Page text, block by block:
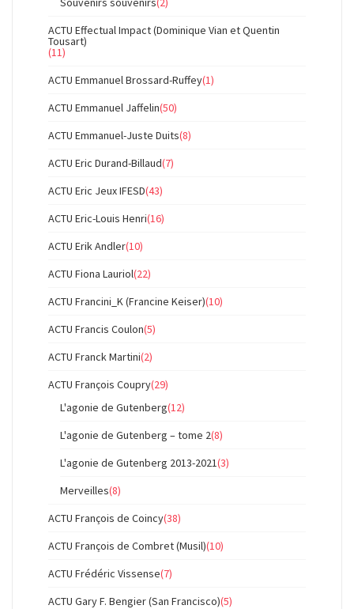
ACTU Effectual Impact (Dominique Vian et Quentin
Tousart)
(11)
ACTU Emmanuel Brossard-Ruffey(1)
ACTU Emmanuel Jaffelin(50)
ACTU Emmanuel-Juste Duits(8)
ACTU Eric Durand-Billaud(7)
ACTU Eric Jeux IFESD(43)
ACTU Eric-Louis Henri(16)
ACTU Erik Andler(10)
ACTU Fiona Lauriol(22)
ACTU Francini_K (Francine Keiser)(10)
ACTU Francis Coulon(5)
ACTU Franck Martini(2)
ACTU François Coupry(29)
L'agonie de Gutenberg(12)
L'agonie de Gutenberg – tome 2(8)
L'agonie de Gutenberg 2013-2021(3)
Merveilles(8)
ACTU François de Coincy(38)
ACTU François de Combret (Musil)(10)
ACTU Frédéric Vissense(7)
ACTU Gary F. Bengier (San Francisco)(5)